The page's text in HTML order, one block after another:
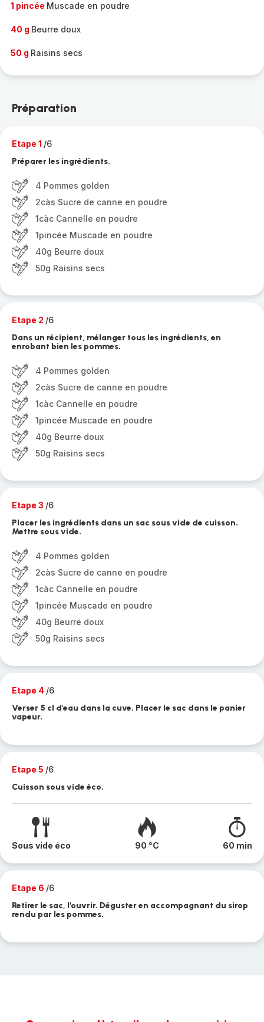
1 pincée Muscade en poudre
40 g Beurre doux
50 g Raisins secs
Préparation
Etape 1 /6
Préparer les ingrédients.
4 Pommes golden
2càs Sucre de canne en poudre
1càc Cannelle en poudre
1pincée Muscade en poudre
40g Beurre doux
50g Raisins secs
Etape 2 /6
Dans un récipient, mélanger tous les ingrédients, en
enrobant bien les pommes.
4 Pommes golden
2càs Sucre de canne en poudre
1càc Cannelle en poudre
1pincée Muscade en poudre
40g Beurre doux
50g Raisins secs
Etape 3 /6
Placer les ingrédients dans un sac sous vide de cuisson.
Mettre sous vide.
4 Pommes golden
2càs Sucre de canne en poudre
1càc Cannelle en poudre
1pincée Muscade en poudre
40g Beurre doux
50g Raisins secs
Etape 4 /6
Verser 5 cl d'eau dans la cuve. Placer le sac dans le panier
vapeur.
Etape 5 /6
Cuisson sous vide éco.
Sous vide éco 90 °C 60 min
Etape 6 /6
Retirer le sac, l'ouvrir. Déguster en accompagnant du sirop
rendu par les pommes.